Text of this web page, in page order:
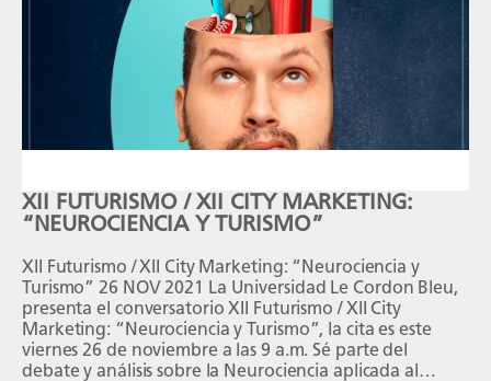
XII FUTURISMO / XII CITY MARKETING:
“NEUROCIENCIA Y TURISMO”
XII Futurismo / XII City Marketing: “Neurociencia y
Turismo” 26 NOV 2021 La Universidad Le Cordon Bleu,
presenta el conversatorio XII Futurismo / XII City
Marketing: “Neurociencia y Turismo”, la cita es este
viernes 26 de noviembre a las 9 a.m. Sé parte del
debate y análisis sobre la Neurociencia aplicada al